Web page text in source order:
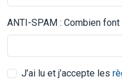
ANTI-SPAM : Combien
J’ai lu et j’accepte les